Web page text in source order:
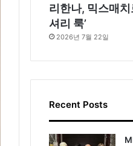
리한나, 믹스매치
셔리 룩’
2026년 7월 22일
Recent Posts